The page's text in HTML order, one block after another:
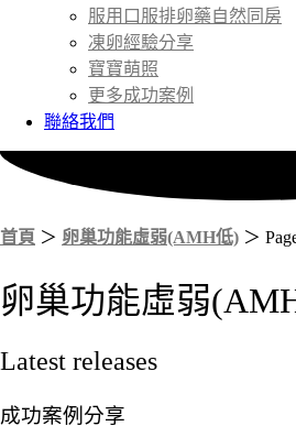
服用口服排卵藥自然同房
凍卵經驗分享
寶寶萌照
更多成功案例
聯絡我們
首頁 ＞ 卵巢功能虛弱(AMH低) ＞
卵巢功能虛弱
Latest releases
成功案例分享